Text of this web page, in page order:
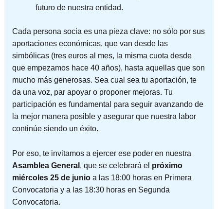
futuro de nuestra entidad.
Cada persona socia es una pieza clave: no sólo por sus
aportaciones económicas, que van desde las
simbólicas (tres euros al mes, la misma cuota desde
que empezamos hace 40 años), hasta aquellas que son
mucho más generosas. Sea cual sea tu aportación, te
da una voz, par apoyar o proponer mejoras. Tu
participación es fundamental para seguir avanzando de
la mejor manera posible y asegurar que nuestra labor
continúe siendo un éxito.
Por eso, te invitamos a ejercer ese poder en nuestra
Asamblea General , que se celebrará el próximo
miércoles 25 de junioa las 18:00 horas en Primera
Convocatoria y a las 18:30 horas en Segunda
Convocatoria.